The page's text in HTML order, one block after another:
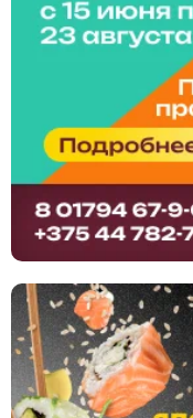
Химчистки
Ювелирные
Клининг,